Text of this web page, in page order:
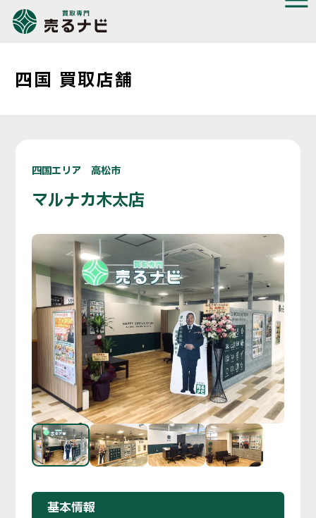
四国 買取店舗
四国エリア 高松市
マルナカ木太店
基本情報